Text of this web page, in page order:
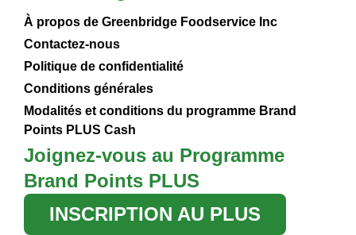
À propos de Greenbridge Foodservice Inc
Contactez-nous
Politique de confidentialité
Conditions générales
Modalités et conditions du programme Brand
Points PLUS Cash
Joignez-vous au Programme
Brand Points PLUS
INSCRIPTION AU PLUS